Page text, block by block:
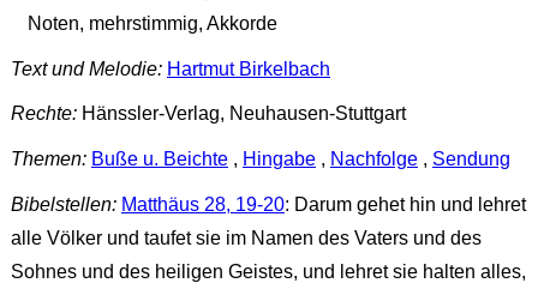
Noten, mehrstimmig, Akkorde
Text und Melodie: Hartmut Birkelbach
Rechte:Hänssler-Verlag, Neuhausen-Stuttgart
Themen: Buße u. Beichte, Hingabe, Nachfolge, Sendung
Bibelstellen: Matthäus 28, 19-20: Darum gehet hin und lehret
alle Völker und taufet sie im Namen des Vaters und des
Sohnes und des heiligen Geistes, und lehret sie halten alles,